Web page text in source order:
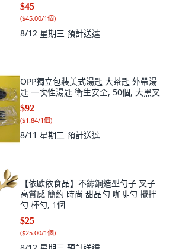
$45
($45.00/1個)
8/12 星期三 預計送達
OPP獨立包裝美式湯匙 大茶匙 外帶湯
匙 一次性湯匙 衛生安全, 50個, 大黑叉
$92
($1.84/1個)
8/11 星期二 預計送達
【依歐依食品】不鏽鋼造型勺子 叉子
高質感 簡約 時尚 甜品勺 咖啡勺 攪拌
勺 杯勺, 1個
$25
($25.00/1個)